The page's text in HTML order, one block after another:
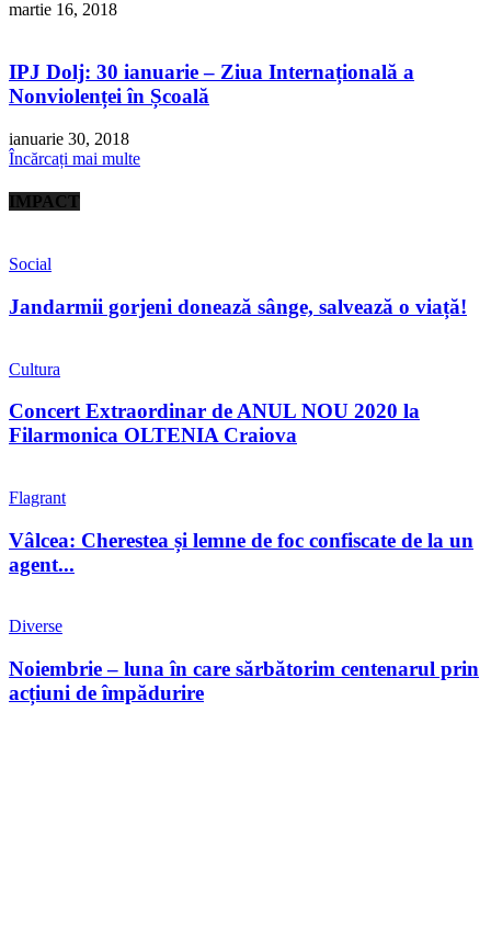
martie 16, 2018
IPJ Dolj: 30 ianuarie – Ziua Internațională a
Nonviolenței în Școală
ianuarie 30, 2018
Încărcați mai multe
IMPACT
Social
Jandarmii gorjeni donează sânge, salvează o viață!
Cultura
Concert Extraordinar de ANUL NOU 2020 la
Filarmonica OLTENIA Craiova
Flagrant
Vâlcea: Cherestea și lemne de foc confiscate de la un
agent...
Diverse
Noiembrie – luna în care sărbătorim centenarul prin
acțiuni de împădurire